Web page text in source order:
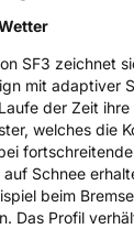
SF3 zeichnet
mit adaptiver
der Zeit
welches die
Schnee
beim
Das Profil